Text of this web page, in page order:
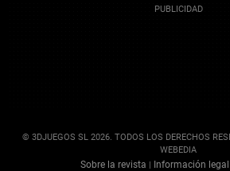
© 3DJUEGOS SL 2026. TODOS LOS DERECHOS
WEBEDIA
Sobre la revista | Información legal